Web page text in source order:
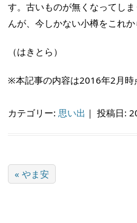
す。古いものが無くなってし
んが、今しかない小樽をこれ
（はきとら）
※本記事の内容は2016年2月時
カテゴリー:思い出 ｜投稿日:
« やま安